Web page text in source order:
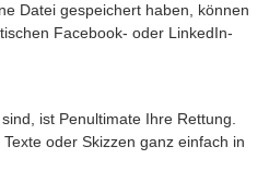
Datei gespeichert haben, können
Facebook- oder LinkedIn-
ist Penultimate Ihre Rettung.
oder Skizzen ganz einfach in